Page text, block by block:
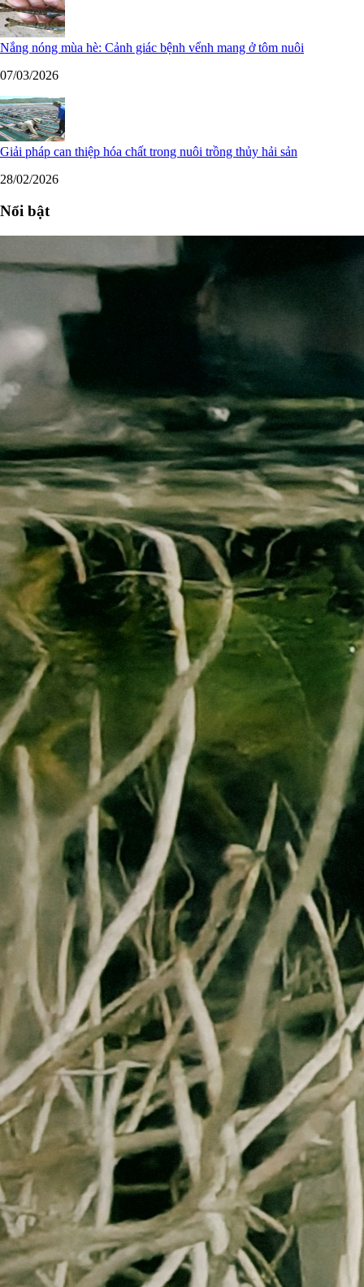
Nắng nóng mùa hè: Cảnh giác bệnh vểnh mang ở tôm nuôi
07/03/2026
Giải pháp can thiệp hóa chất trong nuôi trồng thủy hải sản
28/02/2026
Nổi bật